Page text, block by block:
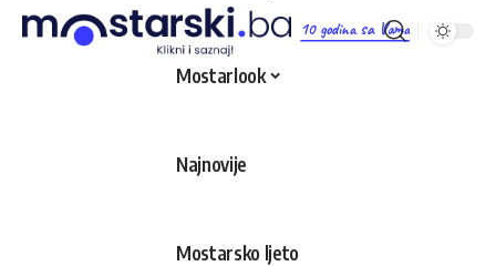
10 godina sa Vama
Mostarlook
Najnovije
Mostarsko ljeto